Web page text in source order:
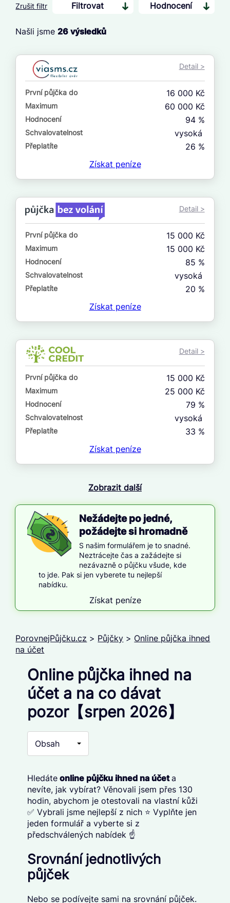
Zrušit filtr Filtrovat Hodnocení
Od
Do
První půjčka zdarma
–
ano
Ve zkušebce
ano
ne
V exekuci
ano
ne
V hotovosti
ano
ne
Našli jsme26 výsledků
Detail >
První půjčka do 16 000 Kč
Maximum 60 000 Kč
Hodnocení 94 %
Schvalovatelnost vysoká
Přeplatíte
26 %
Získat peníze
Detail >
První půjčka do 15 000 Kč
Maximum 15 000 Kč
Hodnocení 85 %
Schvalovatelnost vysoká
Přeplatíte
20 %
Získat peníze
Detail >
První půjčka do 15 000 Kč
Maximum 25 000 Kč
Hodnocení 79 %
Schvalovatelnost vysoká
Přeplatíte
33 %
Získat peníze
Zobrazit další
Nežádejte po jedné,
požádejte si hromadně
S našim formulářem je to snadné.
Neztrácejte čas a zažádejte si
nezávazně o půjčku všude, kde
to jde. Pak si jen vyberete tu nejlepší
nabídku.
Získat peníze
PorovnejPůjčku.cz > Půjčky > Online půjčka ihned
na účet
Online půjčka ihned na
účet a na co dávat
pozor【srpen 2026】
Obsah
Hledáte online půjčku ihned na účet a
nevíte, jak vybírat? Věnovali jsem přes 130
hodin, abychom je otestovali na vlastní kůži
✅ Vybrali jsme nejlepší z nich ⭐ Vyplňte jen
jeden formulář a vyberte si z
předschválených nabídek ☝️
Srovnání jednotlivých
půjček
Nebo se podívejte sami na srovnání půjček.